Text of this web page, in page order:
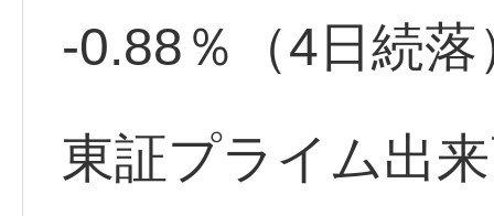
-0.88％（4日続落
東証プライム出